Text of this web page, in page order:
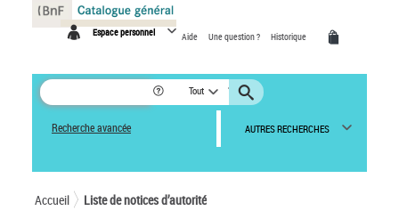
Espace personnel Aide Une question ? Historique
Tout
Recherche avancée AUTRES RECHERCHES
Accueil Liste de notices d’autorité
Panneau de gestion des cookies